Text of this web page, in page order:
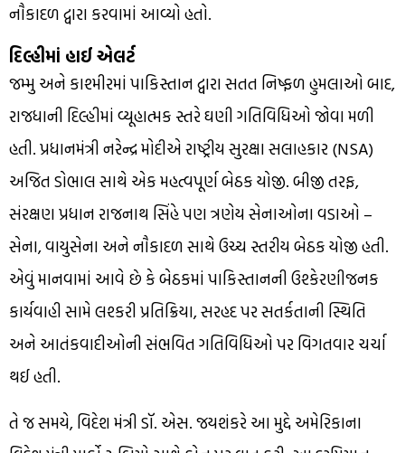
નૌકાદળ દ્વારા કરવામાં આવ્યો હતો.
દિલ્હીમાં હાઈ એલર્ટ
જમ્મુ અને કાશ્મીરમાં પાકિસ્તાન દ્વારા સતત નિષ્ફળ હુમલાઓ બાદ,
રાજધાની દિલ્હીમાં વ્યૂહાત્મક સ્તરે ઘણી ગતિવિધિઓ જોવા મળી
હતી. પ્રધાનમંત્રી નરેન્દ્ર મોદીએ રાષ્ટ્રીય સુરક્ષા સલાહકાર (NSA)
અજિત ડોભાલ સાથે એક મહત્વપૂર્ણ બેઠક યોજી. બીજી તરફ,
સંરક્ષણ પ્રધાન રાજનાથ સિંહે પણ ત્રણેય સેનાઓના વડાઓ –
સેના, વાયુસેના અને નૌકાદળ સાથે ઉચ્ચ સ્તરીય બેઠક યોજી હતી.
એવું માનવામાં આવે છે કે બેઠકમાં પાકિસ્તાનની ઉશ્કેરણીજનક
કાર્યવાહી સામે લશ્કરી પ્રતિક્રિયા, સરહદ પર સતર્કતાની સ્થિતિ
અને આતંકવાદીઓની સંભવિત ગતિવિધિઓ પર વિગતવાર ચર્ચા
થઈ હતી.
તે જ સમયે, વિદેશ મંત્રી ડૉ. એસ. જયશંકરે આ મુદ્દે અમેરિકાના